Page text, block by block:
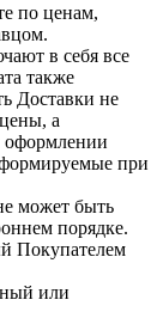
по ценам,
в себя все
также
Доставки не
а
оформлении
при
может быть
порядке.
Покупателем
или